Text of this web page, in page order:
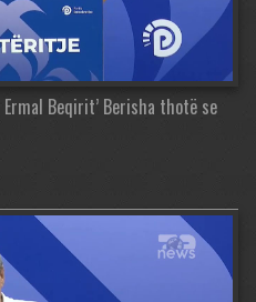
Beqirit’ Berisha thotë se